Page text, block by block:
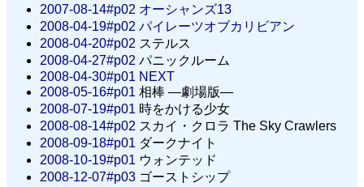
2007-08-14#p02 オーシャンズ13
2008-04-19#p02 パイレーツオブカリビアン
2008-04-20#p02 ステルス
2008-04-27#p02 パニックルーム
2008-04-30#p01 NEXT
2008-05-16#p01 相棒 ―劇場版―
2008-07-19#p01 時をかける少女
2008-08-14#p02 スカイ・クロラ The Sky Crawlers
2008-09-18#p01 ダークナイト
2008-10-19#p01 ウォンテッド
2008-12-07#p03 ゴーストシップ